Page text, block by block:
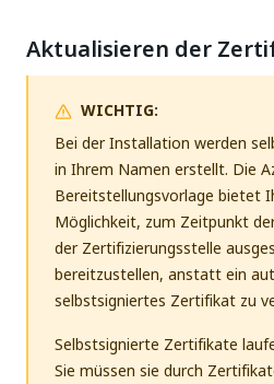
Aktualisieren der
WICHTIG:
Bei der Installation werden
in Ihrem Namen erstellt. Die
Bereitstellungsvorlage bietet
Möglichkeit, zum Zeitpunkt
der Zertifizierungsstelle
bereitzustellen, anstatt ein
selbstsigniertes Zertifikat zu
Selbstsignierte Zertifikate
Sie müssen sie durch